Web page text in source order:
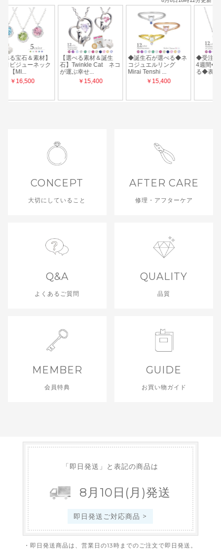
CONCEPT
大切にしていること
AFTER CARE
修理・アフターケア
Q&A
よくあるご質問
QUALITY
品質
MEMBER
会員特典
GUIDE
お買い物ガイド
「即日発送」と表記の商品は
8 月 10日 (月)発送
即日発送ご対応商品 >
・即日発送商品は、営業日の13時までのご注文で即日発送。